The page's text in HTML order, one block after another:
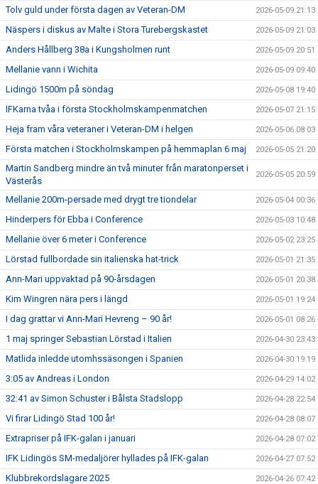
Tolv guld under första dagen av Veteran-DM 2026-05-09 21:13
Näspers i diskus av Malte i Stora Turebergskastet 2026-05-09 21:03
Anders Hållberg 38a i Kungsholmen runt 2026-05-09 20:51
Mellanie vann i Wichita 2026-05-09 09:40
Lidingö 1500m på söndag 2026-05-08 19:40
IFKarna tvåa i första Stockholmskampenmatchen 2026-05-07 21:15
Heja fram våra veteraner i Veteran-DM i helgen 2026-05-06 08:03
Första matchen i Stockholmskampen på hemmaplan 6 maj 2026-05-05 21:20
Martin Sandberg mindre än två minuter från maratonperset i
Västerås
2026-05-05 20:59
Mellanie 200m-persade med drygt tre tiondelar 2026-05-04 00:36
Hinderpers för Ebba i Conference 2026-05-03 10:48
Mellanie över 6 meter i Conference 2026-05-02 23:25
Lörstad fullbordade sin italienska hat-trick 2026-05-01 21:35
Ann-Mari uppvaktad på 90-årsdagen 2026-05-01 20:38
Kim Wingren nära pers i längd 2026-05-01 19:24
I dag grattar vi Ann-Mari Hevreng – 90 år! 2026-05-01 08:26
1 maj springer Sebastian Lörstad i Italien 2026-04-30 23:43
Matlida inledde utomhssäsongen i Spanien 2026-04-30 19:19
3:05 av Andreas i London 2026-04-29 14:02
32:41 av Simon Schuster i Bålsta Stadslopp 2026-04-28 22:54
Vi firar Lidingö Stad 100 år! 2026-04-28 08:07
Extrapriser på IFK-galan i januari 2026-04-28 07:02
IFK Lidingös SM-medaljörer hyllades på IFK-galan 2026-04-27 07:52
Klubbrekordslagare 2025 2026-04-26 07:42